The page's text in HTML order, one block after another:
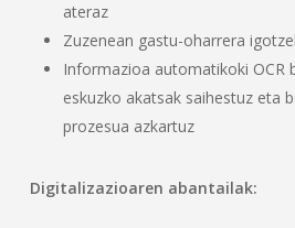
ateraz
Zuzenean gastu-oharrera
Informazioa automatikoki OCR
eskuzko akatsak saihestuz eta
prozesua azkartuz
Digitalizazioaren abantailak: